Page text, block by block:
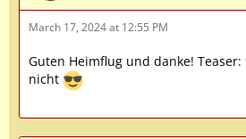
March 17, 2024 at 12:55 PM
Guten Heimflug und danke!
nicht